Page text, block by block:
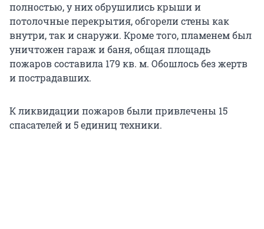
полностью, у них обрушились крыши и
потолочные перекрытия, обгорели стены как
внутри, так и снаружи. Кроме того, пламенем был
уничтожен гараж и баня, общая площадь
пожаров составила 179 кв. м. Обошлось без жертв
и пострадавших.
К ликвидации пожаров были привлечены 15
спасателей и 5 единиц техники.